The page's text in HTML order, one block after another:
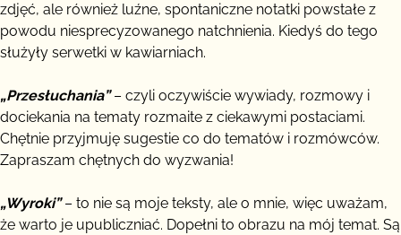
zdjęć, ale również luźne, spontaniczne notatki powstałe z
powodu niesprecyzowanego natchnienia. Kiedyś do tego
służyły serwetki w kawiarniach.
„Przesłuchania”– czyli oczywiście wywiady, rozmowy i
dociekania na tematy rozmaite z ciekawymi postaciami.
Chętnie przyjmuję sugestie co do tematów i rozmówców.
Zapraszam chętnych do wyzwania!
„Wyroki”– to nie są moje teksty, ale o mnie, więc uważam,
że warto je upubliczniać. Dopełni to obrazu na mój temat. Są